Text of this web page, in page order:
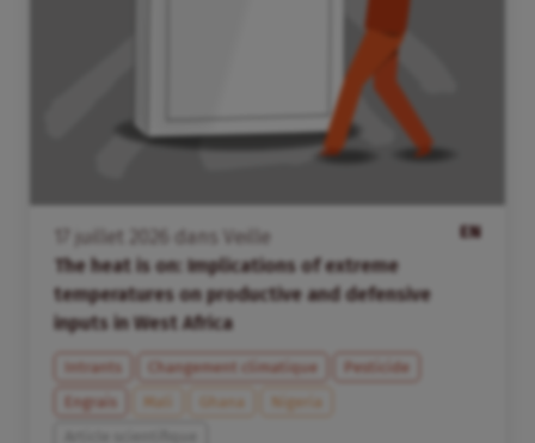
EN
juillet dans
Veille
The heat is on: Implications of extreme
temperatures on productive and defensive
inputs in West Africa
Intrants Changement climatique
Pesticide
Engrais
Mali Ghana
Nigeria